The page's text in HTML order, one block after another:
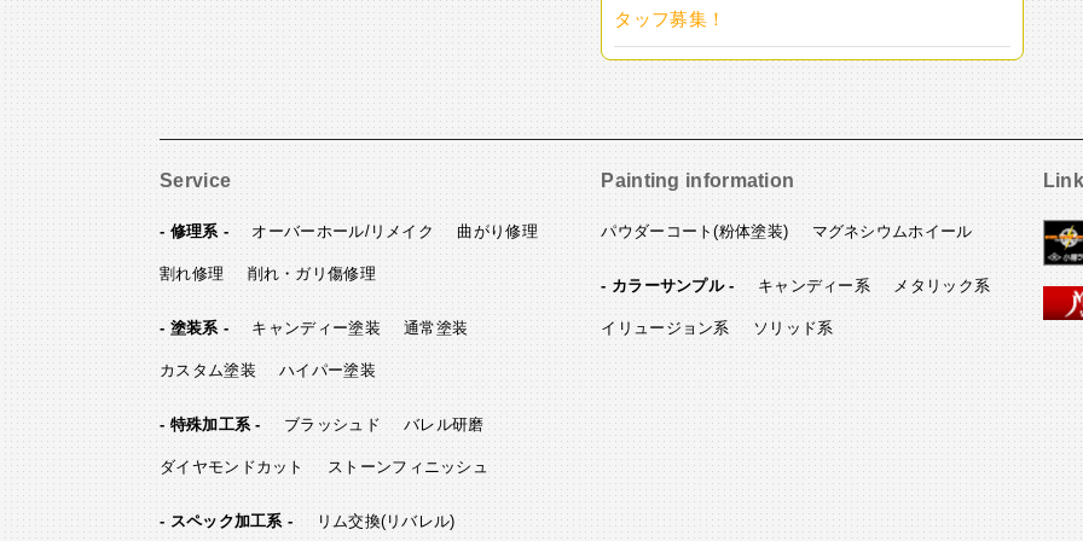
タッフ募集！
Service
- 修理系 - オーバーホール/リメイク 曲がり修理
割れ修理 削れ・ガリ傷修理
- 塗装系 - キャンディー塗装 通常塗装
カスタム塗装 ハイパー塗装
- 特殊加工系 - ブラッシュド バレル研磨
ダイヤモンドカット ストーンフィニッシュ
- スペック加工系 - リム交換(リバレル)
Painting information
パウダーコート(粉体塗装) マグネシウムホイール
- カラーサンプル - キャンディー系 メタリック系
イリュージョン系 ソリッド系
Link